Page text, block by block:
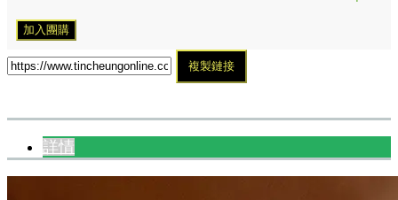
加入團購
複製鏈接
詳情